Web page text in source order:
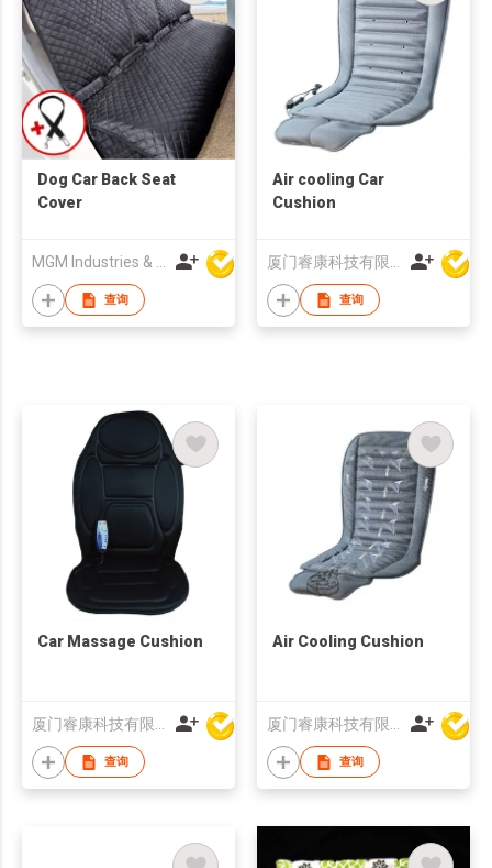
Dog Car Back Seat
Cover
查询
Air cooling Car
Cushion
查询
Car Massage Cushion
厦门睿康科技有限公司
查询
Air Cooling Cushion
厦门睿康科技有限公司
查询